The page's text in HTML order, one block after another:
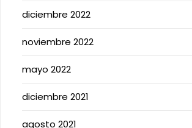
diciembre 2022
noviembre 2022
mayo 2022
diciembre 2021
agosto 2021